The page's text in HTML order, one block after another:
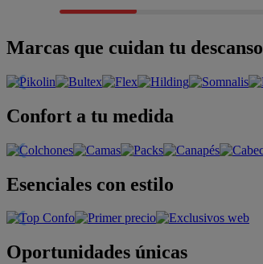
Marcas que cuidan tu descanso
Confort a tu medida
Esenciales con estilo
Oportunidades únicas